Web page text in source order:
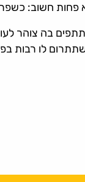
פחות חשוב:
בה צוהר
לו רבות בפן